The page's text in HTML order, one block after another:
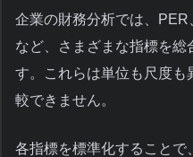
企業の財務分析では、
など、さまざまな指標を総
す。これらは単位も尺度も
較できません。
各指標を標準化すること